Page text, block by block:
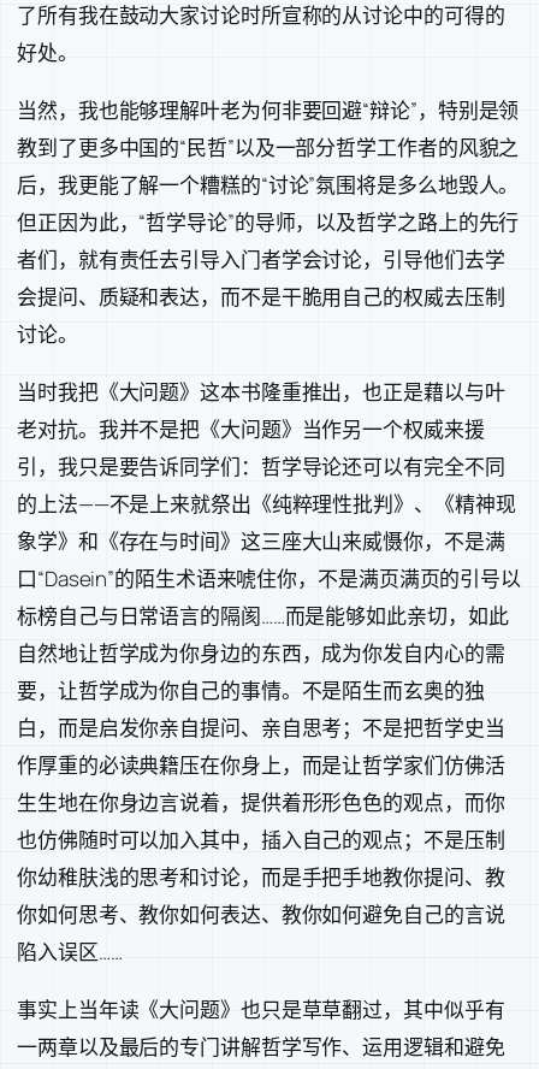
了所有我在鼓动大家讨论时所宣称的从讨论中的可得的
好处。
当然，我也能够理解叶老为何非要回避“辩论”，特别是领
教到了更多中国的“民哲”以及一部分哲学工作者的风貌之
后，我更能了解一个糟糕的“讨论”氛围将是多么地毁人。
但正因为此，“哲学导论”的导师，以及哲学之路上的先行
者们，就有责任去引导入门者学会讨论，引导他们去学
会提问、质疑和表达，而不是干脆用自己的权威去压制
讨论。
当时我把《大问题》这本书隆重推出，也正是藉以与叶
老对抗。我并不是把《大问题》当作另一个权威来援
引，我只是要告诉同学们：哲学导论还可以有完全不同
的上法——不是上来就祭出《纯粹理性批判》、《精神现
象学》和《存在与时间》这三座大山来威慑你，不是满
口“Dasein”的陌生术语来唬住你，不是满页满页的引号以
标榜自己与日常语言的隔阂……而是能够如此亲切，如此
自然地让哲学成为你身边的东西，成为你发自内心的需
要，让哲学成为你自己的事情。不是陌生而玄奥的独
白，而是启发你亲自提问、亲自思考；不是把哲学史当
作厚重的必读典籍压在你身上，而是让哲学家们仿佛活
生生地在你身边言说着，提供着形形色色的观点，而你
也仿佛随时可以加入其中，插入自己的观点；不是压制
你幼稚肤浅的思考和讨论，而是手把手地教你提问、教
你如何思考、教你如何表达、教你如何避免自己的言说
陷入误区……
事实上当年读《大问题》也只是草草翻过，其中似乎有
一两章以及最后的专门讲解哲学写作、运用逻辑和避免